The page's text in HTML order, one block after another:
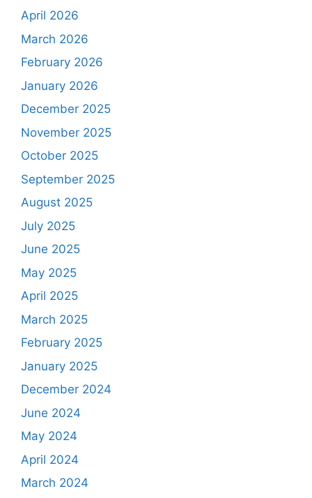
April 2026
March 2026
February 2026
January 2026
December 2025
November 2025
October 2025
September 2025
August 2025
July 2025
June 2025
May 2025
April 2025
March 2025
February 2025
January 2025
December 2024
June 2024
May 2024
April 2024
March 2024